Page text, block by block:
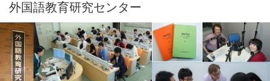
動
外国語教育研究センター